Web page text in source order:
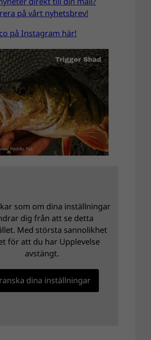
på vårt nyhetsbrev!
på Instagram här!
som om dina inställningar
dig från att se detta
Med största sannolikhet
för att du har Upplevelse
avstängt.
dina inställningar